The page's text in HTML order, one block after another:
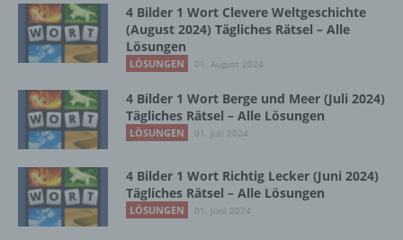
4 Bilder 1 Wort Clevere Weltgeschichte
(August 2024) Tägliches Rätsel – Alle
Lösungen
LÖSUNGEN 01. August 2024
4 Bilder 1 Wort Berge und Meer (Juli 2024)
Tägliches Rätsel – Alle Lösungen
LÖSUNGEN 01. Juli 2024
4 Bilder 1 Wort Richtig Lecker (Juni 2024)
Tägliches Rätsel – Alle Lösungen
LÖSUNGEN 01. Juni 2024
a) personenbezogene Daten
Personenbezogene Daten sind alle
Informationen, die sich auf eine identifizierte
oder identifizierbare natürliche Person (im
Folgenden „betroffene Person") beziehen.
Als identifizierbar wird eine natürliche
Person angesehen, die direkt oder indirekt,
Kennung wie einem Namen, zu einer
Kennnummer, zu Standortdaten, zu einer
Online-Kennung oder zu einem oder
mehreren besonderen Merkmalen, die